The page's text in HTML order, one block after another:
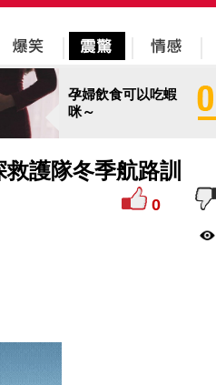
孕婦飲食可以吃蝦
咪～
護隊冬季航路訓
0